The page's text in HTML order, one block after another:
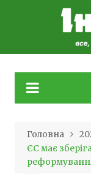
Головна
ЄС має